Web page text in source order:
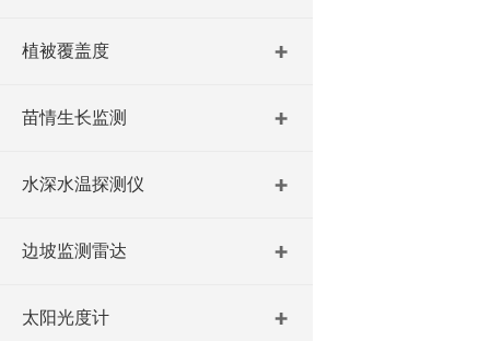
植被覆盖度
苗情生长监测
水深水温探测仪
边坡监测雷达
太阳光度计